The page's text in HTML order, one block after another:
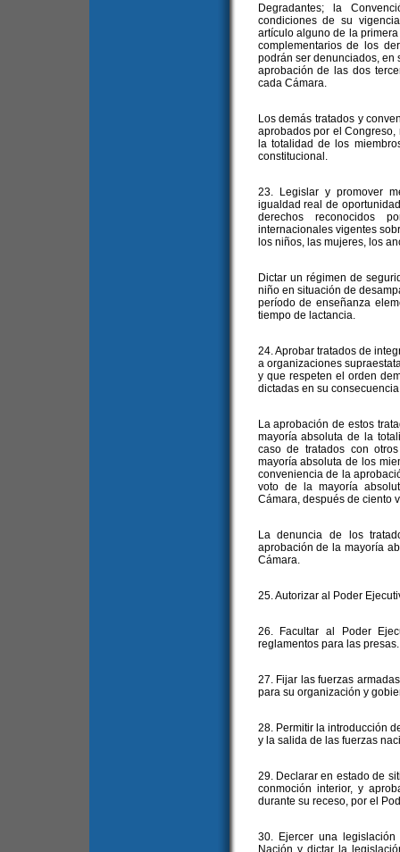
Degradantes; la
condiciones de su
artículo alguno de la
complementarios de los
podrán ser denunciados, en
aprobación de las dos
cada Cámara.
Los demás tratados y
aprobados por el
la totalidad de los
constitucional.
23. Legislar y promover
igualdad real de
derechos reconocidos
internacionales vigentes
los niños, las mujeres, los
Dictar un régimen de
niño en situación de
período de enseñanza
tiempo de lactancia.
24. Aprobar tratados de
a organizaciones
y que respeten el orden
dictadas en su
La aprobación de estos
mayoría absoluta de la
caso de tratados con
mayoría absoluta de los
conveniencia de la
voto de la mayoría
Cámara, después de ciento
La denuncia de los
aprobación de la mayoría
Cámara.
25. Autorizar al Poder
26. Facultar al Poder
reglamentos para las presas.
27. Fijar las fuerzas
para su organización y
28. Permitir la introducción
y la salida de las fuerzas
29. Declarar en estado de
conmoción interior, y
durante su receso, por el
30. Ejercer una
Nación y dictar la